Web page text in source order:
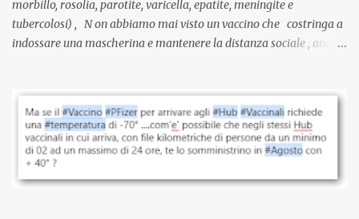
morbillo, rosolia, parotite, varicella, epatite, meningite e
tubercolosi) , N on abbiamo mai visto un vaccino che costringa a
indossare una mascherina e mantenere la distanza sociale , anche
vaccinazione. Non avevamo mai sentito parlare di ricompense,
sconti, incentivi per vaccinarsi. Non avevamo mai visto
discriminazioni per coloro che non l’hanno fatto. Se non sei stato
vaccinato, nessuno aveva prima cercato di farti sentire una
persona cattiva. Non avevamo mai visto un vaccino che minacci le
vaccino usato per minacciare i mezzi di sussistenza, il lavoro o la